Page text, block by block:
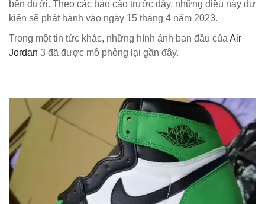
bên dưới. Theo các báo cáo trước đây, những điều này dự
kiến sẽ phát hành vào ngày 15 tháng 4 năm 2023.
Trong một tin tức khác, những hình ảnh ban đầu của Air
Jordan 3 đã được mô phỏng lại gần đây.